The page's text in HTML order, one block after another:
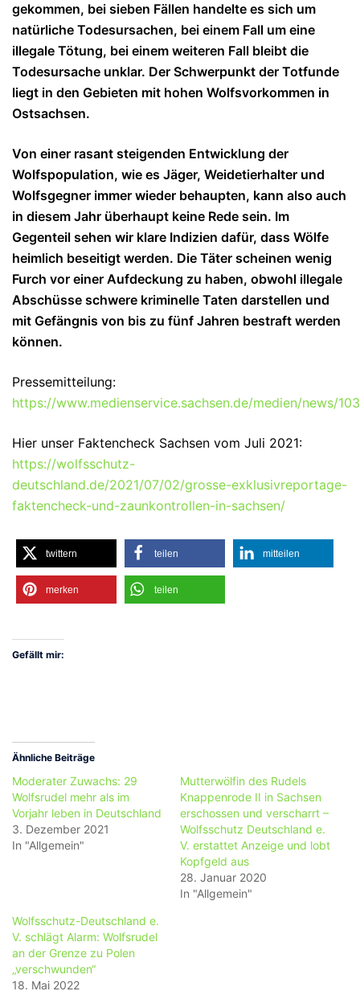
gekommen, bei sieben Fällen handelte es sich um
natürliche Todesursachen, bei einem Fall um eine
illegale Tötung, bei einem weiteren Fall bleibt die
Todesursache unklar. Der Schwerpunkt der Totfunde
liegt in den Gebieten mit hohen Wolfsvorkommen in
Ostsachsen.
Von einer rasant steigenden Entwicklung der
Wolfspopulation, wie es Jäger, Weidetierhalter und
Wolfsgegner immer wieder behaupten, kann also auch
in diesem Jahr überhaupt keine Rede sein. Im
Gegenteil sehen wir klare Indizien dafür, dass Wölfe
heimlich beseitigt werden. Die Täter scheinen wenig
Furch vor einer Aufdeckung zu haben, obwohl illegale
Abschüsse schwere kriminelle Taten darstellen und
mit Gefängnis von bis zu fünf Jahren bestraft werden
können.
Pressemitteilung:
https://www.medienservice.sachsen.de/medien/news/
Hier unser Faktencheck Sachsen vom Juli 2021:
https://wolfsschutz-
deutschland.de/2021/07/02/grosse-exklusivreportage-
faktencheck-und-zaunkontrollen-in-sachsen/
twittern teilen mitteilen
merken teilen
Gefällt mir:
Ähnliche Beiträge
Moderater Zuwachs: 29
Wolfsrudel mehr als im
Vorjahr leben in Deutschland
3. Dezember 2021
In "Allgemein"
Mutterwölfin des Rudels
Knappenrode II in Sachsen
erschossen und verscharrt –
Wolfsschutz Deutschland e.
V. erstattet Anzeige und lobt
Kopfgeld aus
28. Januar 2020
In "Allgemein"
Wolfsschutz-Deutschland e.
V. schlägt Alarm: Wolfsrudel
an der Grenze zu Polen
„verschwunden“
18. Mai 2022